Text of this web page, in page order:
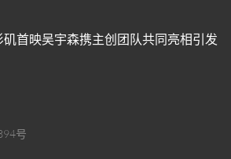
首映吴宇森携主创团队共同亮相引发
号